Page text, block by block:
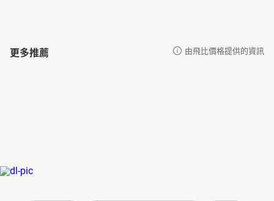
更多推薦 由飛比價格提供的資訊